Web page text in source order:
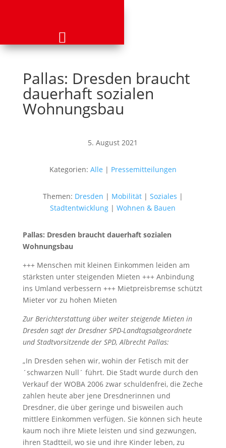
Pallas: Dresden braucht
dauerhaft sozialen
Wohnungsbau
5. August 2021
Kategorien: Alle | Pressemitteilungen
Themen: Dresden | Mobilität| Soziales |
Stadtentwicklung |Wohnen & Bauen
Pallas: Dresden braucht dauerhaft sozialen
Wohnungsbau
+++ Menschen mit kleinen Einkommen leiden am
stärksten unter steigenden Mieten +++ Anbindung
ins Umland verbessern +++ Mietpreisbremse schützt
Mieter vor zu hohen Mieten
Zur Berichterstattung über weiter steigende Mieten in
Dresden sagt der Dresdner SPD-Landtagsabgeordnete
und Stadtvorsitzende der SPD, Albrecht Pallas:
„In Dresden sehen wir, wohin der Fetisch mit der
´schwarzen Null´ führt. Die Stadt wurde durch den
Verkauf der WOBA 2006 zwar schuldenfrei, die Zeche
zahlen heute aber jene Dresdnerinnen und
Dresdner, die über geringe und bisweilen auch
mittlere Einkommen verfügen. Sie können sich heute
kaum noch ihre Miete leisten und sind gezwungen,
ihren Stadtteil, wo sie und ihre Kinder leben, zu